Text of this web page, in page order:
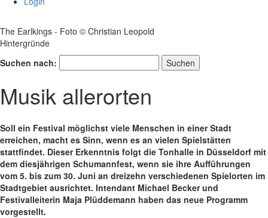
The Earlkings - Foto © Christian Leopold
Hintergründe
Suchen nach:
Musik allerorten
Soll ein Festival möglichst viele Menschen in einer Stadt
erreichen, macht es Sinn, wenn es an vielen Spielstätten
stattfindet. Dieser Erkenntnis folgt die Tonhalle in Düsseldorf mit
dem diesjährigen Schumannfest, wenn sie ihre Aufführungen
vom 5. bis zum 30. Juni an dreizehn verschiedenen Spielorten im
Stadtgebiet ausrichtet. Intendant Michael Becker und
Festivalleiterin Maja Plüddemann haben das neue Programm
vorgestellt.